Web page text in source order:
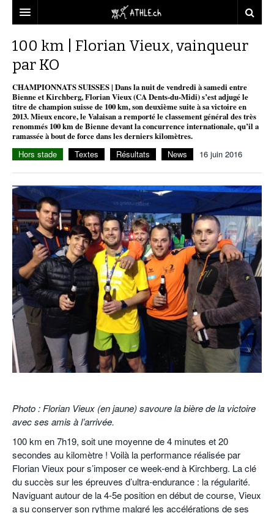
DOSSIERS
CHRONIQUES
TOUT
MICHEL HERREN
REPORTAGES
DOPAGE
STATISTIQUES
STATISTIQUES
MINIMA
PARTENAIRES
CNP
PARTENAIRES
CLUBS PARTENAIRES
FÉDÉRATION
TOUS SUPPORTERS D’ATHLE.CH !
PUBLICITÉ
VIDEOS
ATHLE.CH
CLUB D’ATHLÉTISME
TOUS SUPPORTERS D’ATHLE.CH !
CHARTE ÉDITORIALE
NOUS CONTACTER
POURQUOI ATHLE.CH ?
ATHLE.CH RÉGIONS
CNP LAUSANNE/AIGLE
ATHLE.CH RÉGIONS | GENÈVE
ATHLE.CH RÉGIONS | JURA
ATHLE.CH RÉGIONS | VAUD
ATHLE.CH VINTAGE
TIMELINE
BIOGRAPHIES
HIGHLIGHTS
LIVRES
100 km | Florian Vieux, vainqueur
par KO
CHAMPIONNATS SUISSES | Dans la nuit de vendredi à samedi entre
Bienne et Kirchberg, Florian Vieux (CA Dents-du-Midi) s’est adjugé le
titre de champion suisse de 100 km, son deuxième suite à sa victoire en
2013. Mieux encore, le Valaisan a remporté le classement général des très
renommés 100 km de Bienne devant la concurrence internationale, qu’il a
ramassée à bout de force dans les derniers kilomètres.
Hors stade Textes Résultats News 16 juin 2016
Photo : Florian Vieux (en jaune) savoure la bière de la victoire
avec ses amis à l’arrivée.
100 km en 7h19, soit une moyenne de 4 minutes et 20
secondes au kilomètre ! Voilà la performance réalisée par
Florian Vieux pour s’imposer ce week-end à Kirchberg. La clé
du succès sur les épreuves d’ultra-endurance : la régularité.
Naviguant autour de la 4-5e position en début de course, Vieux
a su conserver son rythme malgré les accélérations de ses